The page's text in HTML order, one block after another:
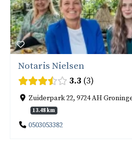
Notaris Nielsen
3.3 3
Zuiderpark 22, 9724 AH
13.48 km
0503053382